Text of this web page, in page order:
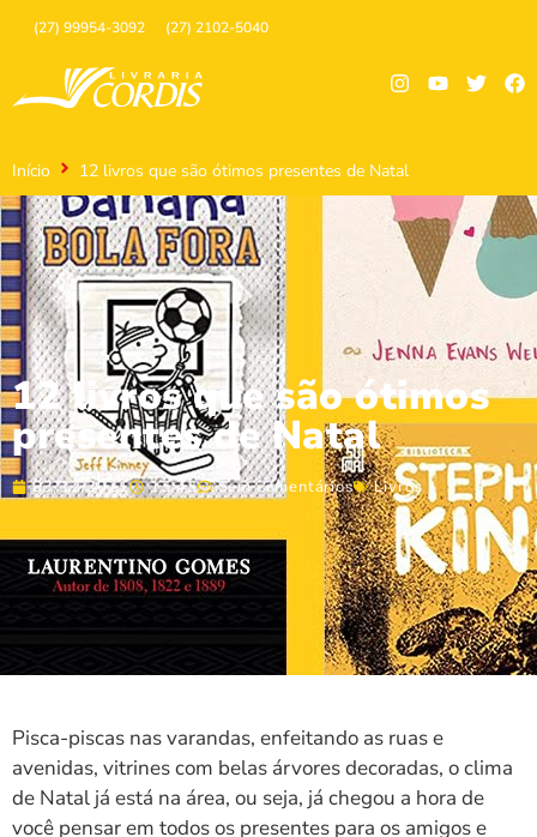
(27) 99954-3092 (27) 2102-5040
Início 12 livros que são ótimos presentes de Natal
12 livros que são ótimos
presentes de Natal
03/12/2021 13:43 Sem comentários Livros
Pisca-piscas nas varandas, enfeitando as ruas e
avenidas, vitrines com belas árvores decoradas, o clima
de Natal já está na área, ou seja, já chegou a hora de
você pensar em todos os presentes para os amigos e